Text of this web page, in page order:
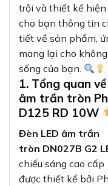
trội và thiết kế hiện
cho bạn thông tin
tiết về sản phẩm,
mang lại cho
sống của bạn.
1. Tổng quan
âm trần tròn
D125 RD 10W
Đèn LED âm trần
tròn DN027B G2
chiếu sáng cao cấp
được thiết kế bởi